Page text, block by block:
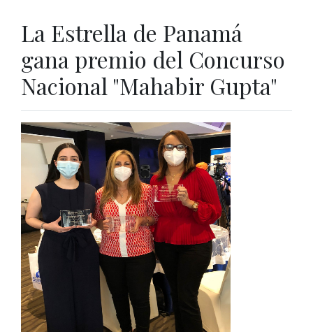
La Estrella de Panamá
gana premio del Concurso
Nacional "Mahabir Gupta"